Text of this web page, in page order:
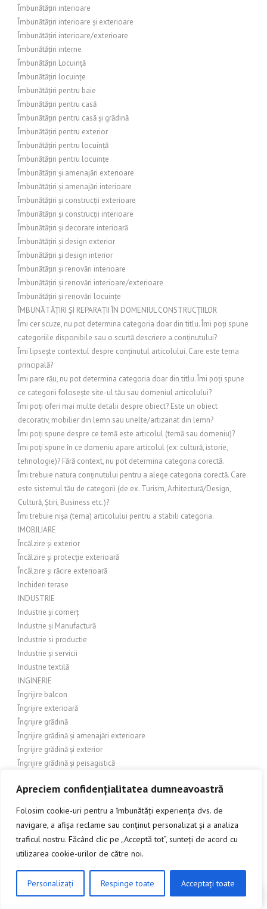
Apreciem confidențialitatea dumneavoastră
Folosim cookie-uri pentru a îmbunătăți experiența dvs. de
navigare, a afișa reclame sau conținut personalizat și a analiza
traficul nostru. Făcând clic pe „Acceptă tot”, sunteți de acord cu
utilizarea cookie-urilor de către noi.
Personalizați Respinge toate Acceptați toate
Îmbunătățiri interioare
Îmbunătățiri interioare și exterioare
Îmbunătățiri interioare/exterioare
Îmbunătățiri interne
Îmbunătățiri Locuință
Îmbunătățiri locuințe
Îmbunătățiri pentru baie
Îmbunătățiri pentru casă
Îmbunătățiri pentru casă și grădină
Îmbunătățiri pentru exterior
Îmbunătățiri pentru locuință
Îmbunătățiri pentru locuințe
Îmbunătățiri și amenajări exterioare
Îmbunătățiri și amenajări interioare
Îmbunătățiri și construcții exterioare
Îmbunătățiri și construcții interioare
Îmbunătățiri și decorare interioară
Îmbunătățiri și design exterior
Îmbunătățiri și design interior
Îmbunătățiri și renovări interioare
Îmbunătățiri și renovări interioare/exterioare
Îmbunătățiri și renovări locuințe
ÎMBUNĂTĂȚIRI ȘI REPARAȚII ÎN DOMENIUL CONSTRUCȚIILOR
Îmi cer scuze, nu pot determina categoria doar din titlu. Îmi poți spune
categoriile disponibile sau o scurtă descriere a conținutului?
Îmi lipsește contextul despre conținutul articolului. Care este tema
principală?
Îmi pare rău, nu pot determina categoria doar din titlu. Îmi poți spune
ce categorii folosește site-ul tău sau domeniul articolului?
Îmi poți oferi mai multe detalii despre obiect? Este un obiect
decorativ, mobilier din lemn sau unelte/artizanat din lemn?
Îmi poți spune despre ce temă este articolul (temă sau domeniu)?
Îmi poți spune în ce domeniu apare articolul (ex: cultură, istorie,
tehnologie)? Fără context, nu pot determina categoria corectă.
Îmi trebuie natura conținutului pentru a alege categoria corectă. Care
este sistemul tău de categorii (de ex. Turism, Arhitectură/Design,
Cultură, Știri, Business etc.)?
Îmi trebuie nișa (tema) articolului pentru a stabili categoria.
IMOBILIARE
Încălzire și exterior
Încălzire și protecție exterioară
Încălzire și răcire exterioară
Inchideri terase
INDUSTRIE
Industrie și comerț
Industrie și Manufactură
Industrie si productie
Industrie și servicii
Industrie textilă
INGINERIE
Îngrijire balcon
Îngrijire exterioară
Îngrijire grădină
Îngrijire grădină și amenajări exterioare
Îngrijire grădină și exterior
Îngrijire grădină și peisagistică
Îngrijire grădină și terasă
Îngrijire grădină/Exterioare
Îngrijire personală
Îngrijire și amenajare exterioară
Îngrijire și amenajare grădină
Îngrijire și decorare exterioară
Îngrijire și design interior
CLICK AICI PENTRU A DISCUTA